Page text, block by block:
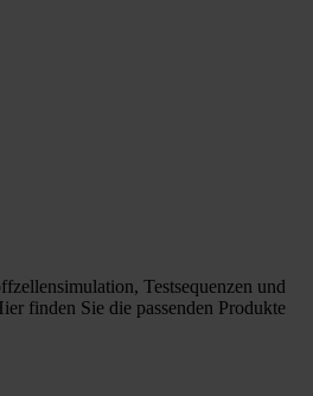
Testsequenzen und
finden Sie die passenden Produkte